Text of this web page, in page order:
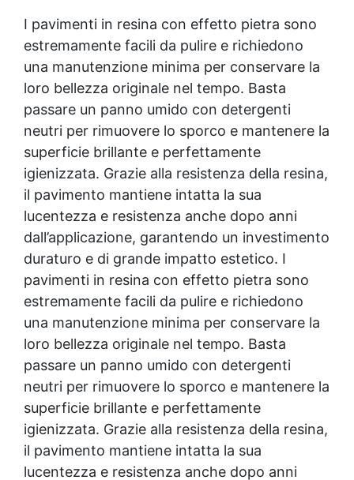
I pavimenti in resina con effetto pietra sono
estremamente facili da pulire e richiedono
una manutenzione minima per conservare la
loro bellezza originale nel tempo. Basta
passare un panno umido con detergenti
neutri per rimuovere lo sporco e mantenere la
superficie brillante e perfettamente
igienizzata. Grazie alla resistenza della resina,
il pavimento mantiene intatta la sua
lucentezza e resistenza anche dopo anni
dall’applicazione, garantendo un investimento
duraturo e di grande impatto estetico. I
pavimenti in resina con effetto pietra sono
estremamente facili da pulire e richiedono
una manutenzione minima per conservare la
loro bellezza originale nel tempo. Basta
passare un panno umido con detergenti
neutri per rimuovere lo sporco e mantenere la
superficie brillante e perfettamente
igienizzata. Grazie alla resistenza della resina,
il pavimento mantiene intatta la sua
lucentezza e resistenza anche dopo anni